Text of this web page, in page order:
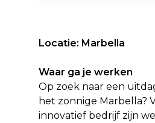
Locatie: Marbella
Waar ga je werken
Op zoek naar een
het zonnige Marbella?
innovatief bedrijf zijn